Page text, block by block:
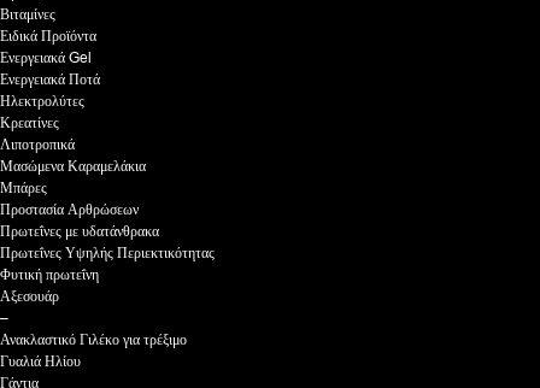
Βιταμίνες
Ειδικά Προϊόντα
Ενεργειακά Gel
Ενεργειακά Ποτά
Ηλεκτρολύτες
Κρεατίνες
Λιποτροπικά
Μασώμενα Καραμελάκια
Μπάρες
Προστασία Αρθρώσεων
Πρωτεΐνες με υδατάνθρακα
Πρωτεΐνες Υψηλής Περιεκτικότητας
Φυτική πρωτεΐνη
Αξεσουάρ
–
Ανακλαστικό Γιλέκο για τρέξιμο
Γυαλιά Ηλίου
Γάντια